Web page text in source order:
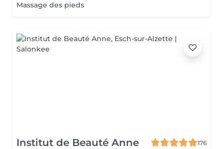
Massage des pieds
Institut de Beauté Anne
176